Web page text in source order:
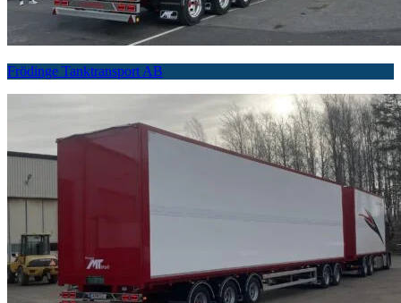
Frödinge Tanktransport AB